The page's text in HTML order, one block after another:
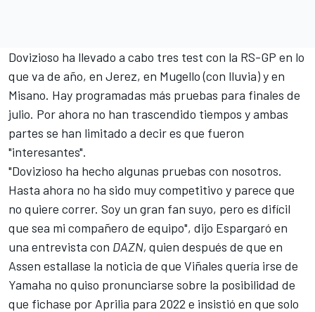
Dovizioso ha llevado a cabo tres test con la RS-GP en lo
que va de año, en Jerez, en Mugello (con lluvia) y en
Misano. Hay programadas más pruebas para finales de
julio. Por ahora no han trascendido tiempos y ambas
partes se han limitado a decir es que fueron
"interesantes".
"Dovizioso ha hecho algunas pruebas con nosotros.
Hasta ahora no ha sido muy competitivo y parece que
no quiere correr. Soy un gran fan suyo, pero es difícil
que sea mi compañero de equipo", dijo Espargaró en
una entrevista con DAZN, quien después de que en
Assen estallase la noticia de que Viñales quería irse de
Yamaha no quiso pronunciarse sobre la posibilidad de
que fichase por Aprilia para 2022 e insistió en que solo